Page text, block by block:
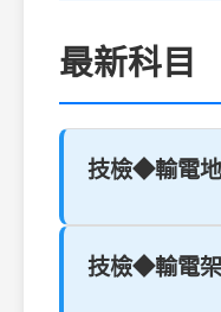
最新科目
技檢◆輸電
技檢◆輸電